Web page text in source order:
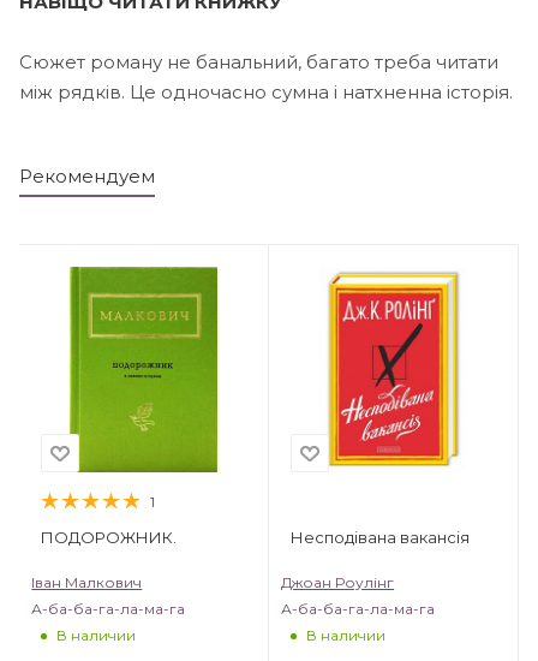
Сюжет роману не банальний, багато треба читати
між рядків. Це одночасно сумна і натхненна історія.
Рекомендуем
1
ПОДОРОЖНИК.
Іван Малкович
А-ба-ба-га-ла-ма-га
В наличии
Несподівана вакансія
Джоан Роулінг
А-ба-ба-га-ла-ма-га
В наличии